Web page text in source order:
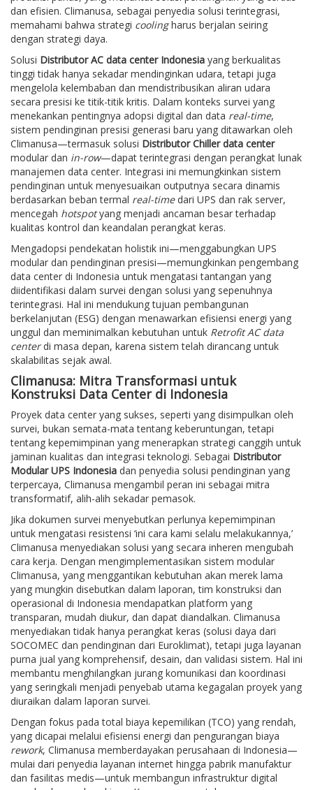
dan efisien. Climanusa, sebagai penyedia solusi terintegrasi,
memahami bahwa strategi coolingharus berjalan seiring
dengan strategi daya.
Solusi Distributor AC data center Indonesia yang berkualitas
tinggi tidak hanya sekadar mendinginkan udara, tetapi juga
mengelola kelembaban dan mendistribusikan aliran udara
secara presisi ke titik-titik kritis. Dalam konteks survei yang
menekankan pentingnya adopsi digital dan data real-time,
sistem pendinginan presisi generasi baru yang ditawarkan oleh
Climanusa—termasuk solusi Distributor Chiller data center
modular dan in-row—dapat terintegrasi dengan perangkat lunak
manajemen data center. Integrasi ini memungkinkan sistem
pendinginan untuk menyesuaikan outputnya secara dinamis
berdasarkan beban termal real-timedari UPS dan rak server,
mencegah hotspotyang menjadi ancaman besar terhadap
kualitas kontrol dan keandalan perangkat keras.
Mengadopsi pendekatan holistik ini—menggabungkan UPS
modular dan pendinginan presisi—memungkinkan pengembang
data center di Indonesia untuk mengatasi tantangan yang
diidentifikasi dalam survei dengan solusi yang sepenuhnya
terintegrasi. Hal ini mendukung tujuan pembangunan
berkelanjutan (ESG) dengan menawarkan efisiensi energi yang
unggul dan meminimalkan kebutuhan untuk Retrofit AC data
centerdi masa depan, karena sistem telah dirancang untuk
skalabilitas sejak awal.
Climanusa: Mitra Transformasi untuk
Konstruksi Data Center di Indonesia
Proyek data center yang sukses, seperti yang disimpulkan oleh
survei, bukan semata-mata tentang keberuntungan, tetapi
tentang kepemimpinan yang menerapkan strategi canggih untuk
jaminan kualitas dan integrasi teknologi. Sebagai Distributor
Modular UPS Indonesia dan penyedia solusi pendinginan yang
terpercaya, Climanusa mengambil peran ini sebagai mitra
transformatif, alih-alih sekadar pemasok.
Jika dokumen survei menyebutkan perlunya kepemimpinan
untuk mengatasi resistensi ‘ini cara kami selalu melakukannya,’
Climanusa menyediakan solusi yang secara inheren mengubah
cara kerja. Dengan mengimplementasikan sistem modular
Climanusa, yang menggantikan kebutuhan akan merek lama
yang mungkin disebutkan dalam laporan, tim konstruksi dan
operasional di Indonesia mendapatkan platform yang
transparan, mudah diukur, dan dapat diandalkan. Climanusa
menyediakan tidak hanya perangkat keras (solusi daya dari
SOCOMEC dan pendinginan dari Euroklimat), tetapi juga layanan
purna jual yang komprehensif, desain, dan validasi sistem. Hal ini
membantu menghilangkan jurang komunikasi dan koordinasi
yang seringkali menjadi penyebab utama kegagalan proyek yang
diuraikan dalam laporan survei.
Dengan fokus pada total biaya kepemilikan (TCO) yang rendah,
yang dicapai melalui efisiensi energi dan pengurangan biaya
rework, Climanusa memberdayakan perusahaan di Indonesia—
mulai dari penyedia layanan internet hingga pabrik manufaktur
dan fasilitas medis—untuk membangun infrastruktur digital